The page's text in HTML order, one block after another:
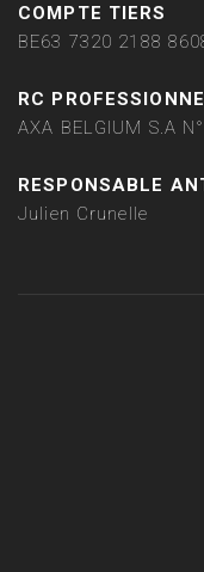
COMPTE TIERS
BE63 7320 2188
RC
AXA BELGIUM S.A
RESPONSABLE
Julien Crunelle